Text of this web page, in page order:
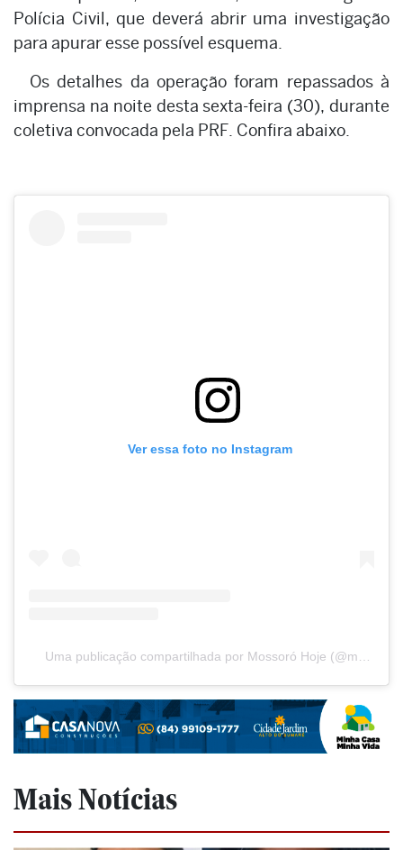
Polícia Civil, que deverá abrir uma investigação
para apurar esse possível esquema.
Os detalhes da operação foram repassados à
imprensa na noite desta sexta-feira (30), durante
coletiva convocada pela PRF. Confira abaixo.
Ver essa foto no Instagram
Mais Notícias